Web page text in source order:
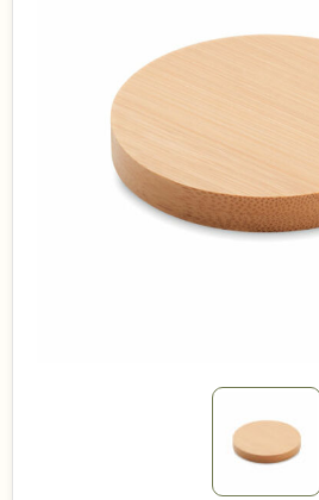
Made in Europe
Recycled
Bestsellers